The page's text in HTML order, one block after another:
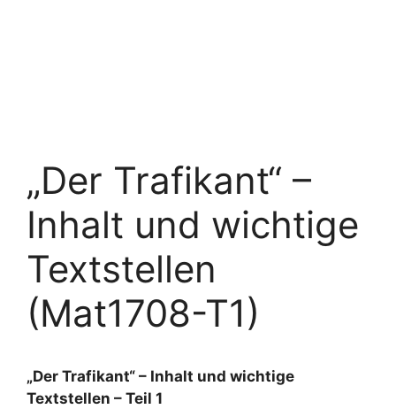
„Der Trafikant“ –
Inhalt und wichtige
Textstellen
(Mat1708-T1)
„Der Trafikant“ – Inhalt und wichtige
Textstellen – Teil 1